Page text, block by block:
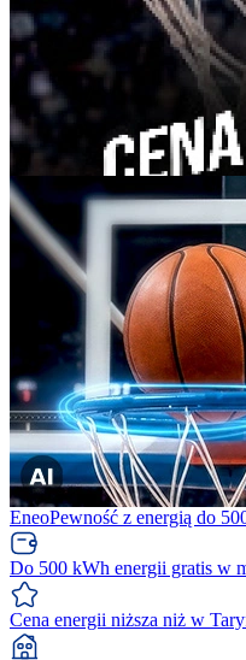
EneoPewność z energią do
Do 500 kWh energii gratis w
Cena energii niższa niż w